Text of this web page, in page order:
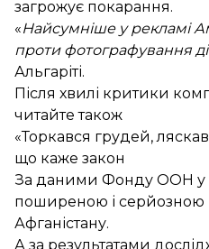
загрожує покарання.
«Найсумніше у рекламі
проти фотографування
Альгаріті.
Після хвилі критики
читайте також
«Торкався грудей,
що каже закон
За даними Фонду ООН у
поширеною і серйозною
Афганістану.
А за результатами